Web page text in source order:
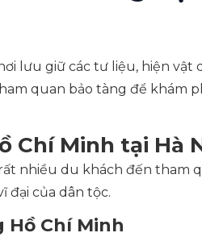
lưu giữ các tư liệu, hiện vật
quan bảo tàng để khám
Chí Minh tại Hà
nhiều du khách đến tham
đại của dân tộc.
Hồ Chí Minh